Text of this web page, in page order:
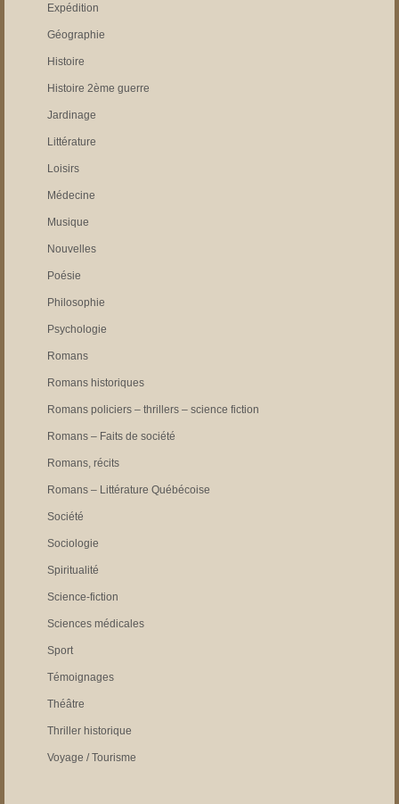
Expédition
Géographie
Histoire
Histoire 2ème guerre
Jardinage
Littérature
Loisirs
Médecine
Musique
Nouvelles
Poésie
Philosophie
Psychologie
Romans
Romans historiques
Romans policiers – thrillers – science fiction
Romans – Faits de société
Romans, récits
Romans – Littérature Québécoise
Société
Sociologie
Spiritualité
Science-fiction
Sciences médicales
Sport
Témoignages
Théâtre
Thriller historique
Voyage / Tourisme